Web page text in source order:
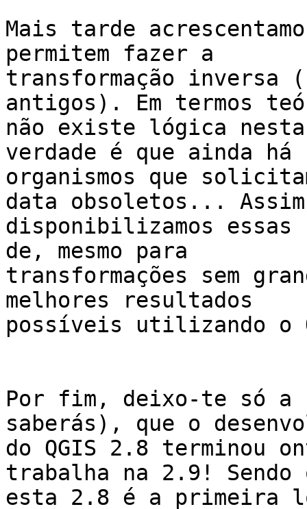
Mais tarde
permitem fazer a
transformação inversa
antigos). Em termos
não existe lógica
verdade é que ainda há
organismos que
data obsoletos...
disponibilizamos essas
de, mesmo para
transformações sem
melhores resultados
possíveis utilizando o
Por fim, deixo-te só a
saberás), que o
do QGIS 2.8 terminou
trabalha na 2.9! Sendo